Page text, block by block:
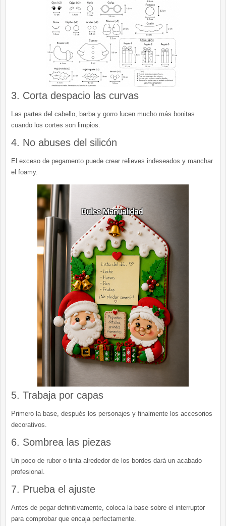
3. Corta despacio las curvas
Las partes del cabello, barba y gorro lucen mucho más bonitas
cuando los cortes son limpios.
4. No abuses del silicón
El exceso de pegamento puede crear relieves indeseados y manchar
el foamy.
5. Trabaja por capas
Primero la base, después los personajes y finalmente los accesorios
decorativos.
6. Sombrea las piezas
Un poco de rubor o tinta alrededor de los bordes dará un acabado
profesional.
7. Prueba el ajuste
Antes de pegar definitivamente, coloca la base sobre el interruptor
para comprobar que encaja perfectamente.